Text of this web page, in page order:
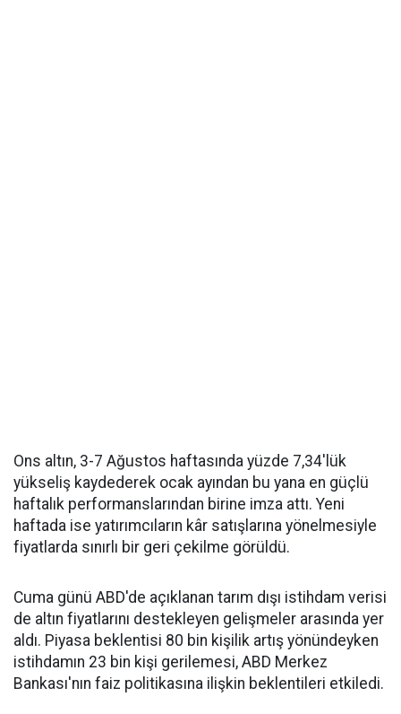
Ons altın, 3-7 Ağustos haftasında yüzde 7,34'lük
yükseliş kaydederek ocak ayından bu yana en güçlü
haftalık performanslarından birine imza attı. Yeni
haftada ise yatırımcıların kâr satışlarına yönelmesiyle
fiyatlarda sınırlı bir geri çekilme görüldü.
Cuma günü ABD'de açıklanan tarım dışı istihdam verisi
de altın fiyatlarını destekleyen gelişmeler arasında yer
aldı. Piyasa beklentisi 80 bin kişilik artış yönündeyken
istihdamın 23 bin kişi gerilemesi, ABD Merkez
Bankası'nın faiz politikasına ilişkin beklentileri etkiledi.